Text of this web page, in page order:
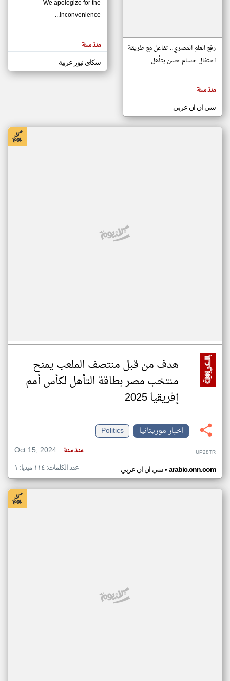
مصادر الأخبار من موريتانيا
اخبار موريتانيا على مدار الساعة
أهم اخبار موريتانيا العاجلة والمباشرة
المقالات
الموجوده
هنا عن
رفع العلم المصري.. تفاعل مع طريقة
احتفال حسام حسن بتأهل ...
منذ سنة
سي ان ان عربي
We apologize for the
inconvenience...
منذ سنة
سكاي نيوز عربية
هدف من قبل منتصف الملعب يمنح
منتخب مصر بطاقة التأهل لكأس أمم
إفريقيا 2025
اخبار موريتانيا
Politics
Oct 15, 2024
منذ سنة UP28TR
سي ان ان عربي• arabic.cnn.com عدد الكلمات: ١١٤ ميديا: ١
klyoum.com